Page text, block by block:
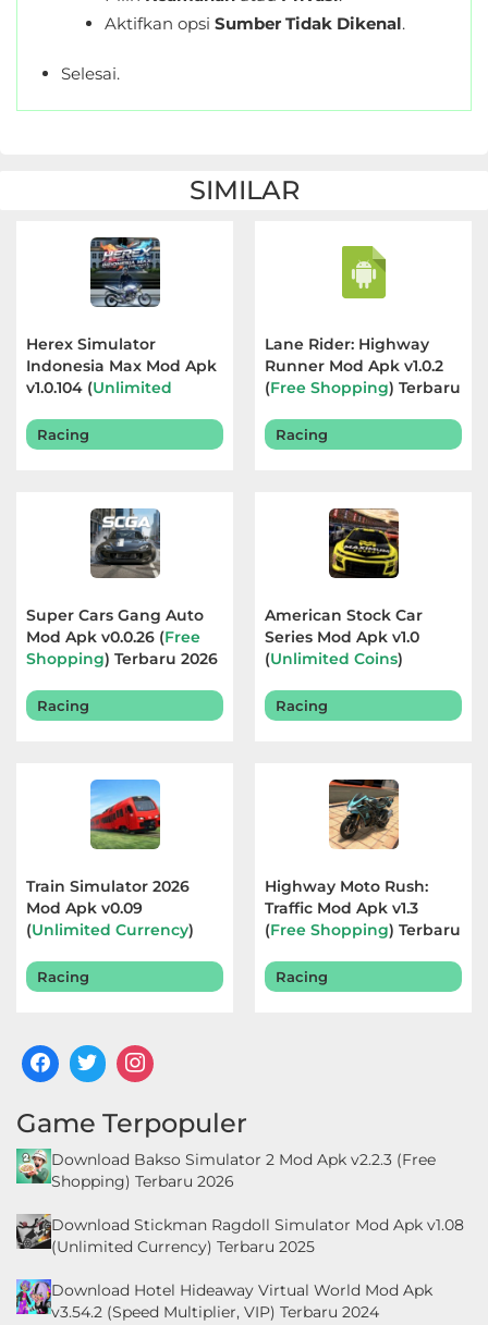
Rekomendasi
Aktifkan opsi Sumber Tidak Dikenal.
Selesai.
SIMILAR
Herex Simulator
Indonesia Max Mod Apk
v1.0.104 (Unlimited
Racing
Lane Rider: Highway
Runner Mod Apk v1.0.2
(Free Shopping) Terbaru
Racing
Super Cars Gang Auto
Mod Apk v0.0.26 (Free
Shopping) Terbaru 2026
Racing
American Stock Car
Series Mod Apk v1.0
(Unlimited Coins)
Racing
Train Simulator 2026
Mod Apk v0.09
(Unlimited Currency)
Racing
Highway Moto Rush:
Traffic Mod Apk v1.3
(Free Shopping) Terbaru
Racing
Game Terpopuler
Download Bakso Simulator 2 Mod Apk v2.2.3 (Free
Shopping) Terbaru 2026
Download Stickman Ragdoll Simulator Mod Apk v1.08
(Unlimited Currency) Terbaru 2025
Download Hotel Hideaway Virtual World Mod Apk
v3.54.2 (Speed Multiplier, VIP) Terbaru 2024